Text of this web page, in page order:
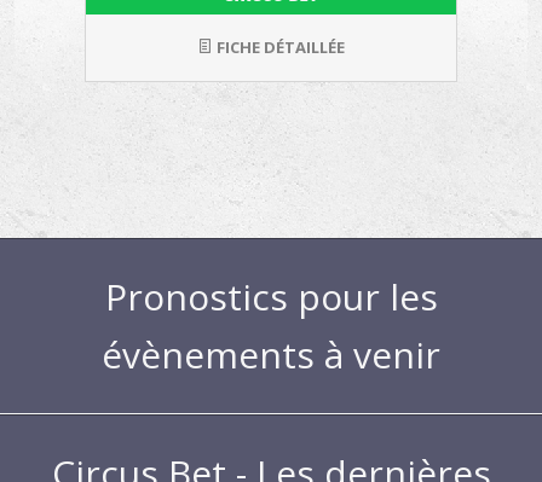
FICHE DÉTAILLÉE
Pronostics pour les
évènements à venir